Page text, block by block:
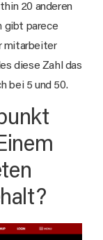
20 anderen
gibt parece
mitarbeiter
diese Zahl das
bei 5 und 50.